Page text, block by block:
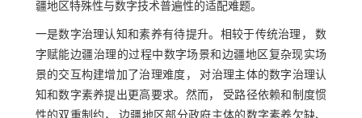
疆地区特殊性与数字技术普遍性的适配难题。
一是数字治理认知和素养有待提升。相较于传统治理， 数
字赋能边疆治理的过程中数字场景和边疆地区复杂现实场
景的交互构建增加了治理难度， 对治理主体的数字治理认
知和数字素养提出更高要求。然而， 受路径依赖和制度惯